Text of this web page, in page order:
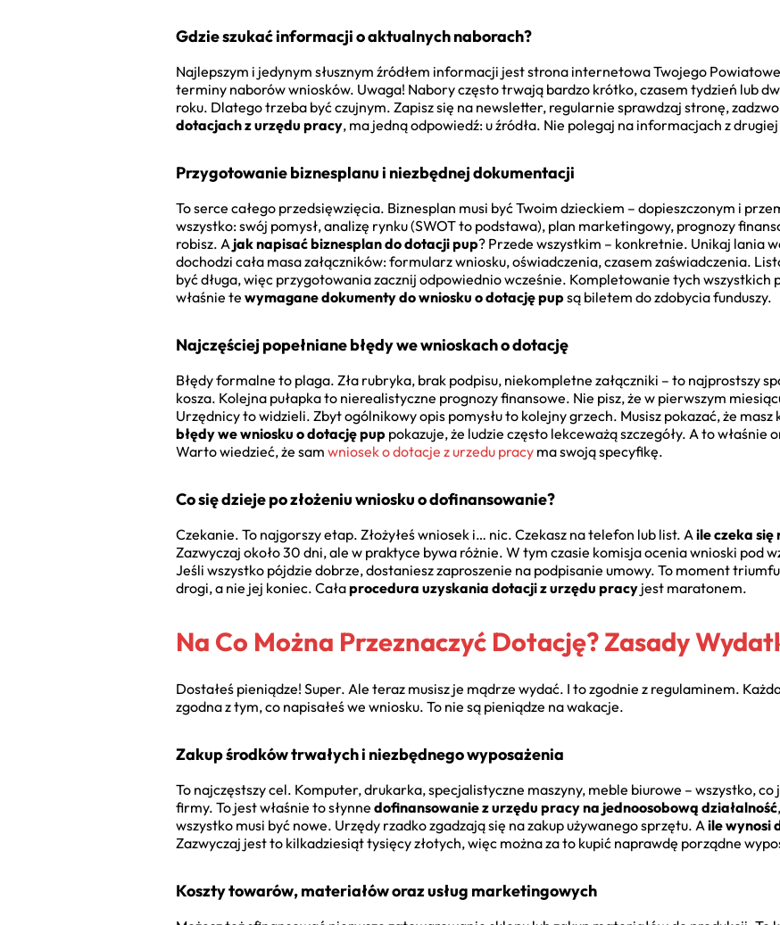
Gdzie szukać informacji o aktualnych naborach?
Najlepszym i jedynym słusznym źródłem informacji jest strona internetowa Twojego
terminy naborów wniosków. Uwaga! Nabory często trwają bardzo krótko, czasem tydzień lub
roku. Dlatego trzeba być czujnym. Zapisz się na newsletter, regularnie sprawdzaj stronę,
dotacjach z urzędu pracy, ma jedną odpowiedź: u źródła. Nie polegaj na informacjach z
Przygotowanie biznesplanu i niezbędnej dokumentacji
To serce całego przedsięwzięcia. Biznesplan musi być Twoim dzieckiem – dopieszczonym i
wszystko: swój pomysł, analizę rynku (SWOT to podstawa), plan marketingowy, prognozy
robisz. A jak napisać biznesplan do dotacji pup? Przede wszystkim – konkretnie. Unikaj lania
dochodzi cała masa załączników: formularz wniosku, oświadczenia, czasem zaświadczenia.
być długa, więc przygotowania zacznij odpowiednio wcześnie. Kompletowanie tych
właśnie te wymagane dokumenty do wniosku o dotację pupsą biletem do zdobycia funduszy.
Najczęściej popełniane błędy we wnioskach o dotację
Błędy formalne to plaga. Zła rubryka, brak podpisu, niekompletne załączniki – to najprostszy
kosza. Kolejna pułapka to nierealistyczne prognozy finansowe. Nie pisz, że w pierwszym
Urzędnicy to widzieli. Zbyt ogólnikowy opis pomysłu to kolejny grzech. Musisz pokazać, że
błędy we wniosku o dotację pup pokazuje, że ludzie często lekceważą szczegóły. A to właśnie
Warto wiedzieć, że sam wniosek o dotacje z urzedu pracy ma swoją specyfikę.
Co się dzieje po złożeniu wniosku o dofinansowanie?
Czekanie. To najgorszy etap. Złożyłeś wniosek i… nic. Czekasz na telefon lub list. Aile czeka się
Zazwyczaj około 30 dni, ale w praktyce bywa różnie. W tym czasie komisja ocenia wnioski
Jeśli wszystko pójdzie dobrze, dostaniesz zaproszenie na podpisanie umowy. To moment
drogi, a nie jej koniec. Całaprocedura uzyskania dotacji z urzędu pracy jest maratonem.
Na Co Można Przeznaczyć Dotację? Zasady
Dostałeś pieniądze! Super. Ale teraz musisz je mądrze wydać. I to zgodnie z regulaminem.
zgodna z tym, co napisałeś we wniosku. To nie są pieniądze na wakacje.
Zakup środków trwałych i niezbędnego wyposażenia
To najczęstszy cel. Komputer, drukarka, specjalistyczne maszyny, meble biurowe – wszystko,
firmy. To jest właśnie to słynne dofinansowanie z urzędu pracy na jednoosobową działalność
wszystko musi być nowe. Urzędy rzadko zgadzają się na zakup używanego sprzętu. Aile wynosi
Zazwyczaj jest to kilkadziesiąt tysięcy złotych, więc można za to kupić naprawdę porządne
Koszty towarów, materiałów oraz usług marketingowych